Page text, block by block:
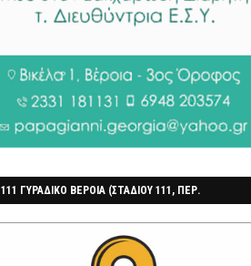
111 ΓΥΡΑΔΙΚΟ ΒΕΡΟΙΑ (ΣΤΑΔΙΟΥ 111, ΠΕΡ.